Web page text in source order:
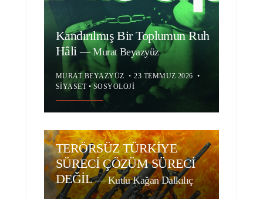
Kandırılmış Bir Toplumun Ruh
Hâli—Murat Beyazyüz
MURAT BEYAZYÜZ • 23 TEMMUZ 2026 •
SIYASET• SOSYOLOJI
TERÖRSÜZ TÜRKİYE
SÜRECİ ÇÖZÜM SÜRECİ
DEĞİL—Kutlu Kağan Dalkılıç